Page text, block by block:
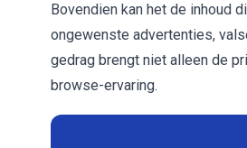
Bovendien kan het de inhoud
ongewenste advertenties,
gedrag brengt niet alleen de
browse-ervaring.